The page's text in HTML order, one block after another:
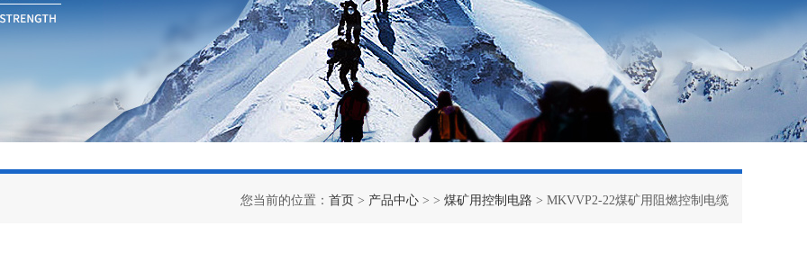
您当前的位置： 首页 > 产品中心 > > 煤矿用控制电路 > MKVVP2-22煤矿用阻燃控制电缆